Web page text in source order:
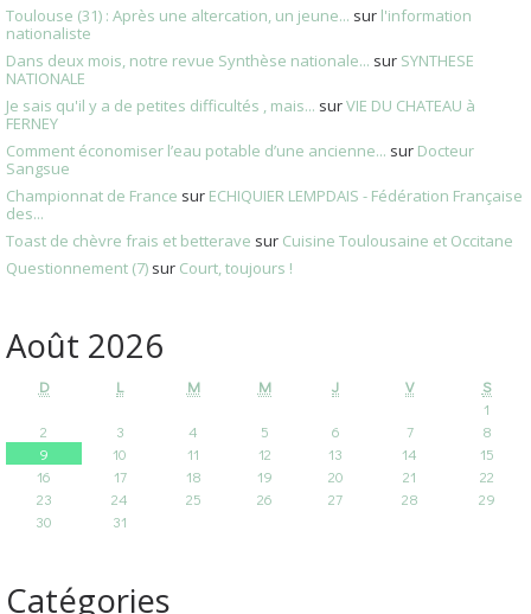
Toulouse (31) : Après une altercation, un jeune... sur l'information
nationaliste
Dans deux mois, notre revue Synthèse nationale... sur SYNTHESE
NATIONALE
Je sais qu'il y a de petites difficultés , mais... surVIE DU CHATEAU à
FERNEY
Comment économiser l’eau potable d’une ancienne... sur Docteur
Sangsue
Championnat de France sur ECHIQUIER LEMPDAIS - Fédération Française
des...
Toast de chèvre frais et betterave sur Cuisine Toulousaine et Occitane
Questionnement (7) sur Court, toujours !
Août 2026
D L M M J V
S
1
2
3 4 5 6 7
8
9
10 11 12 13 14
15
16
17 18 19 20 21
22
23
24 25 26 27 28
29
30
31
Catégories